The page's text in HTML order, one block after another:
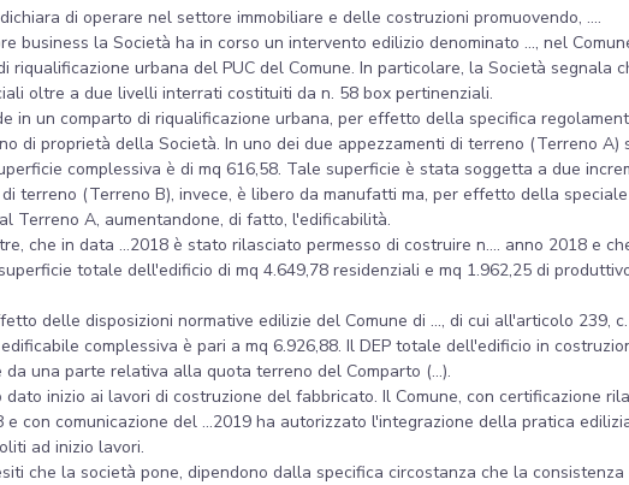
di operare nel settore immobiliare e delle costruzioni promuovendo, ....
business la Società ha in corso un intervento edilizio denominato ..., nel
riqualificazione urbana del PUC del Comune. In particolare, la Società
oltre a due livelli interrati costituiti da n. 58 box pertinenziali.
in un comparto di riqualificazione urbana, per effetto della specifica
di proprietà della Società. In uno dei due appezzamenti di terreno (Terreno
complessiva è di mq 616,58. Tale superficie è stata soggetta a due
terreno (Terreno B), invece, è libero da manufatti ma, per effetto della
Terreno A, aumentandone, di fatto, l'edificabilità.
che in data ...2018 è stato rilasciato permesso di costruire n.... anno 2018 e
totale dell'edificio di mq 4.649,78 residenziali e mq 1.962,25 di
delle disposizioni normative edilizie del Comune di ..., di cui all'articolo 239,
complessiva è pari a mq 6.926,88. Il DEP totale dell'edificio in
da una parte relativa alla quota terreno del Comparto (...).
dato inizio ai lavori di costruzione del fabbricato. Il Comune, con certificazione
e con comunicazione del ...2019 ha autorizzato l'integrazione della pratica
ad inizio lavori.
che la società pone, dipendono dalla specifica circostanza che la